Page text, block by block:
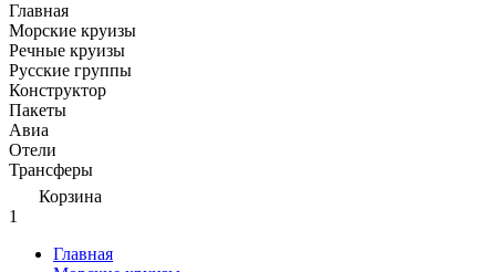
Главная
Морские круизы
Речные круизы
Русские группы
Конструктор
Пакеты
Авиа
Отели
Трансферы
Корзина
1
Главная